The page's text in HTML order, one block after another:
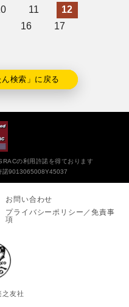
11
12
16 17
検索」に戻る
の利用許諾を得ております
諾9013065008Y45037
お問い合わせ
プライバシーポリシー／免責事
項
友社